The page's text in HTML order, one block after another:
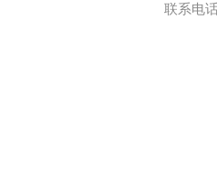
联系电